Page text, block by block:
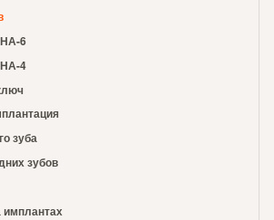
6
4
зуба
зубов
имплантах